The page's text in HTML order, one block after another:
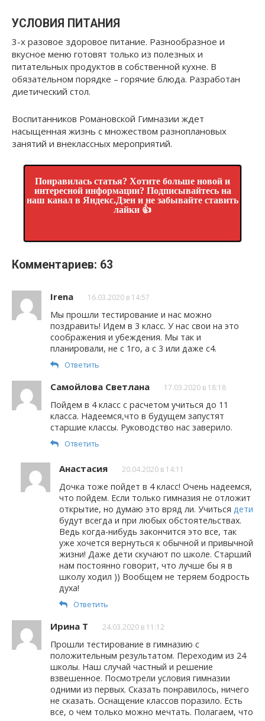
УСЛОВИЯ ПИТАНИЯ
3-х разовое здоровое питание. Разнообразное и
вкусное меню готовят только из полезных и
питательных продуктов в собственной кухне. В
обязательном порядке – горячие блюда. Разработан
диетический стол.
Воспитанников Романовской Гимназии ждет
насыщенная жизнь с множеством разноплановых
занятий и внеклассных мероприятий.
Понравилась статья? Хотите больше новой и
интересной информации? Подписывайтесь на
наш канал в Яндекс.Дзен и не забывайте ставить
лайки 👍
Комментариев: 63
Irena 16.03.2020 в 14:57
Мы прошли тестирование и нас можно
поздравить! Идем в 3 класс. У нас свои на это
соображения и убеждения. Мы так и
планировали, не с 1го, а с 3 или даже с4.
Ответить
Самойлова Светлана 17.03.2020 в 18:18
Пойдем в 4 класс с расчетом учиться до 11
класса. Надеемся,что в будущем запустят
старшие классы. Руководство нас заверило.
Ответить
Анастасия 20.04.2020 в 14:11
Дочка тоже пойдет в 4 класс! Очень надеемся,
что пойдем. Если только гимназия не отложит
открытие, но думаю это вряд ли. Учиться дети
будут всегда и при любых обстоятельствах.
Ведь когда-нибудь закончится это все, так
уже хочется вернуться к обычной и привычной
жизни! Даже дети скучают по школе. Старший
нам постоянно говорит, что лучше бы я в
школу ходил )) Вообщем не теряем бодрость
духа!
Ответить
Ирина Т 24.03.2020 в 11:12
Прошли тестирование в гимназию с
положительным результатом. Переходим из 24
школы. Наш случай частный и решение
взвешенное. Посмотрели условия гимназии
одними из первых. Сказать понравилось, ничего
не сказать. Оснащение классов поразило. Есть
все, о чем только можно мечтать. Полагаем, что